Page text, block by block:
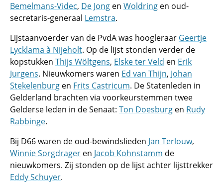
Bemelmans-Videc, De Jong en Woldring en oud-
secretaris-generaal Lemstra.
Lijstaanvoerder van de PvdA was hoogleraar Geertje
Lycklama à Nijeholt. Op de lijst stonden verder de
kopstukken Thijs Wöltgens, Elske ter Veld en Erik
Jurgens. Nieuwkomers waren Ed van Thijn, Johan
Stekelenburg en Frits Castricum. De Statenleden in
Gelderland brachten via voorkeurstemmen twee
Gelderse leden in de Senaat: Ton Doesburg en Rudy
Rabbinge.
Bij D66 waren de oud-bewindslieden Jan Terlouw,
Winnie Sorgdrager en Jacob Kohnstamm de
nieuwkomers. Zij stonden op de lijst achter lijsttrekker
Eddy Schuyer.